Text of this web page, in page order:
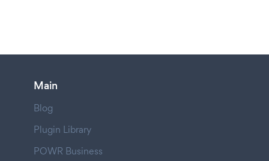
Main
Blog
Plugin Library
POWR Business